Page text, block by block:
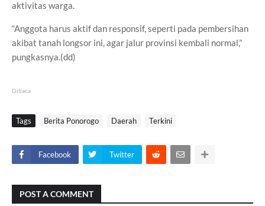
aktivitas warga.
“Anggota harus aktif dan responsif, seperti pada pembersihan
akibat tanah longsor ini, agar jalur provinsi kembali normal,”
pungkasnya.(dd)
Dibaca
Tags Berita Ponorogo Daerah Terkini
Facebook Twitter
POST A COMMENT